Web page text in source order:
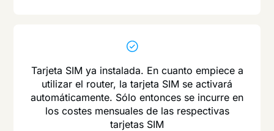
Tarjeta SIM ya instalada. En cuanto empiece a
utilizar el router, la tarjeta SIM se activará
automáticamente. Sólo entonces se incurre en
los costes mensuales de las respectivas
tarjetas SIM